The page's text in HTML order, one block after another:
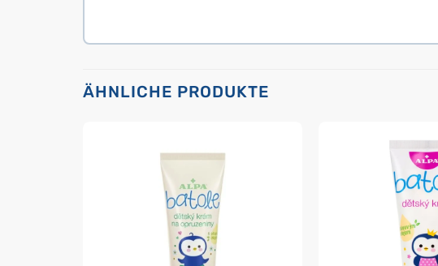
ÄHNLICHE PRODUKTE